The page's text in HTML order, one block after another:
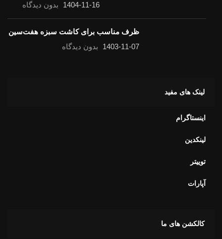
1404-11-16
بدون دیدگاه
ظرف مناسب برای کاشت سبزه هفت‌سین
1403-11-07
بدون دیدگاه
لینک های مفید
اینستاگرام
لینکدین
توییتر
آپارات
کالکشن های ما